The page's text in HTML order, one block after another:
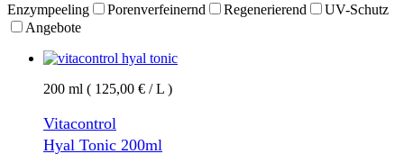
Enzympeeling
Porenverfeinernd Regenerierend
UV-Schutz
Angebote
200 ml ( 125,00 € / L )
Vitacontrol
Hyal Tonic 200ml